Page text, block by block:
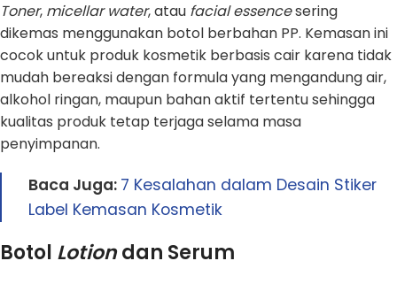
Toner, micellar water, atau facial essencesering
dikemas menggunakan botol berbahan PP. Kemasan ini
cocok untuk produk kosmetik berbasis cair karena tidak
mudah bereaksi dengan formula yang mengandung air,
alkohol ringan, maupun bahan aktif tertentu sehingga
kualitas produk tetap terjaga selama masa
penyimpanan.
Baca Juga: 7 Kesalahan dalam Desain Stiker
Label Kemasan Kosmetik
Botol Lotiondan Serum